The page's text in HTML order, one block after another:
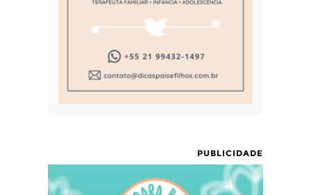
PUBLICIDADE